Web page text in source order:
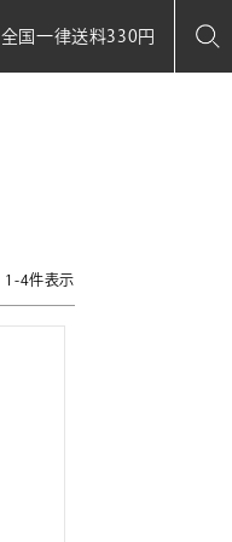
全国一律送料330円
1 -4件表示